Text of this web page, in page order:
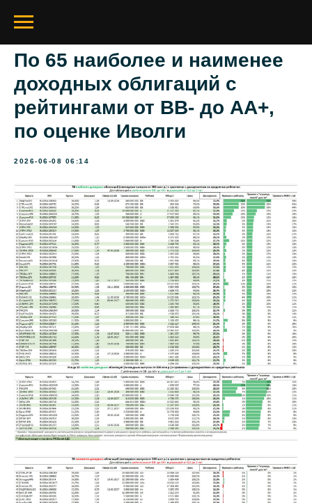
По 65 наиболее и наименее
доходных облигаций с
рейтингами от BB- до AA+,
по оценке Иволги
2026-06-08 06:14